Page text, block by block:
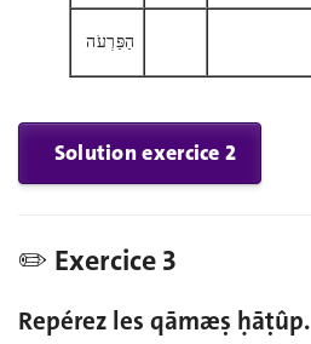
הַפַּרְעֹה
Solution exercice 2
✏️ Exercice 3
Repérez les qāmæṣ ḥāṭûp.